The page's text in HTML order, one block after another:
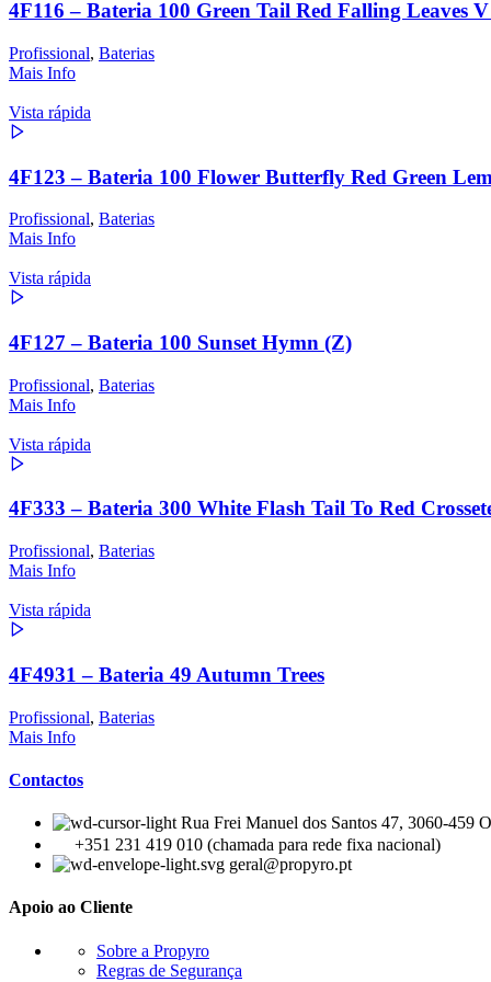
4F116 – Bateria 100 Green Tail Red Falling Leaves
Profissional, Baterias
Mais Info
Vista rápida
4F123 – Bateria 100 Flower Butterfly Red Green
Profissional, Baterias
Mais Info
Vista rápida
4F127 – Bateria 100 Sunset Hymn (Z)
Profissional, Baterias
Mais Info
Vista rápida
4F333 – Bateria 300 White Flash Tail To Red
Profissional, Baterias
Mais Info
Vista rápida
4F4931 – Bateria 49 Autumn Trees
Profissional, Baterias
Mais Info
Contactos
Rua Frei Manuel dos Santos 47, 3060-459
+351 231 419 010 (chamada para rede fixa nacional)
geral@propyro.pt
Apoio ao Cliente
Sobre a Propyro
Regras de Segurança